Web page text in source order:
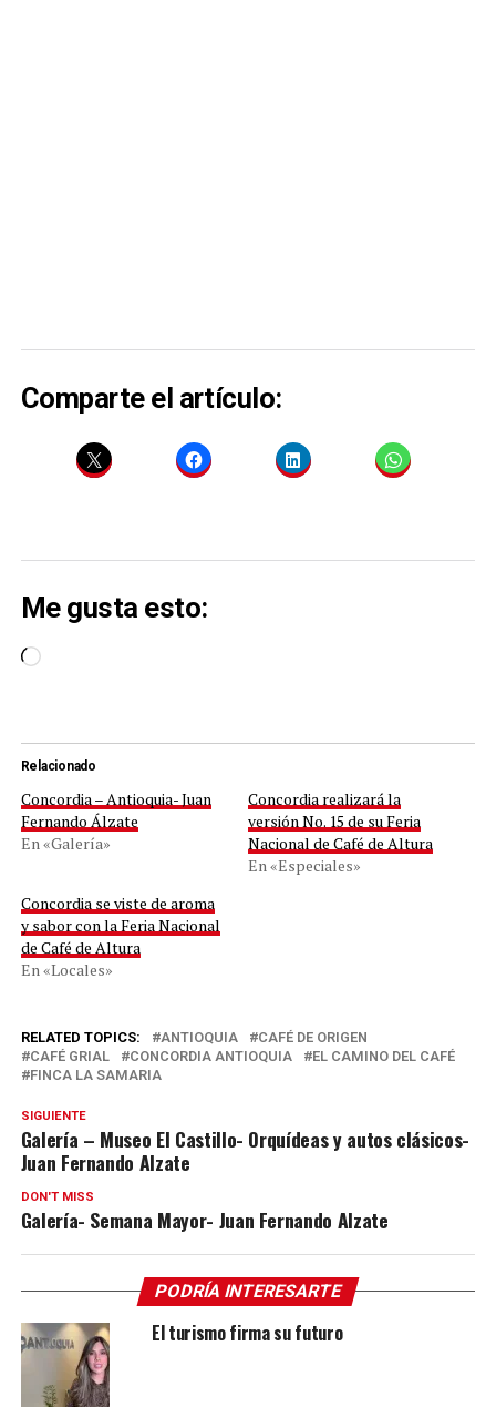
Comparte el artículo:
Me gusta esto:
Cargando...
Relacionado
Concordia – Antioquia- Juan
Fernando Álzate
En «Galería»
Concordia realizará la
versión No. 15 de su Feria
Nacional de Café de Altura
En «Especiales»
Concordia se viste de aroma
y sabor con la Feria Nacional
de Café de Altura
En «Locales»
RELATED TOPICS: ANTIOQUIA
CAFÉ DE ORIGEN
CAFÉ GRIAL
CONCORDIA ANTIOQUIA
EL CAMINO DEL CAFÉ
FINCA LA SAMARIA
SIGUIENTE
Galería – Museo El Castillo- Orquídeas y autos clásicos-
Juan Fernando Alzate
DON'T MISS
Galería- Semana Mayor- Juan Fernando Alzate
PODRÍA INTERESARTE
El turismo firma su futuro